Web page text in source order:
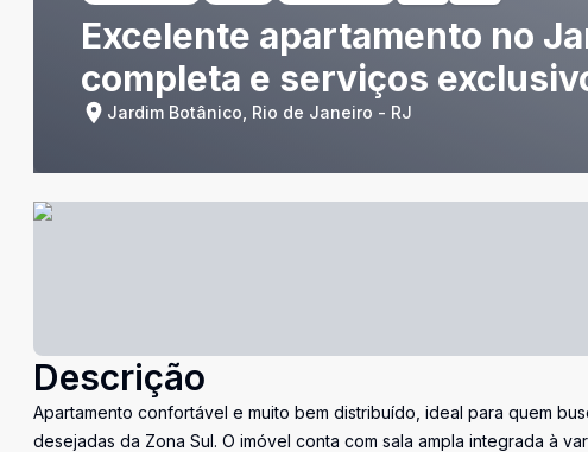
Excelente apartamento no
completa e serviços
Jardim Botânico, Rio de Janeiro - RJ
Descrição
Apartamento confortável e muito bem distribuído, ideal para quem
desejadas da Zona Sul. O imóvel conta com sala ampla integrada à